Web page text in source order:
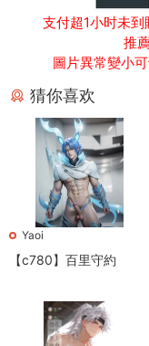
支付超1小时未
推
圖片異常變小
猜你喜欢
Yaoi
【c780】百里守約